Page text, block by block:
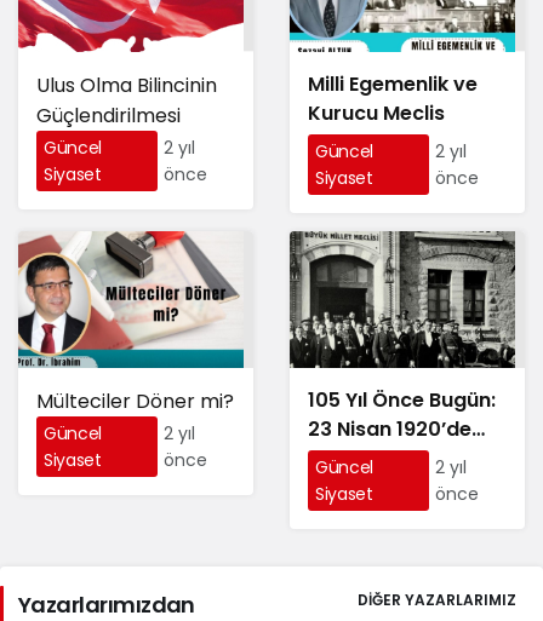
Ulus Olma Bilincinin
Güçlendirilmesi
Güncel
Siyaset
2 yıl
önce
Milli Egemenlik ve
Kurucu Meclis
Güncel
Siyaset
2 yıl
önce
Mülteciler Döner mi?
Güncel
Siyaset
2 yıl
önce
105 Yıl Önce Bugün:
23 Nisan 1920’de
Büyük Millet Meclisi
Güncel
Siyaset
2 yıl
önce
Yazarlarımızdan DIĞER YAZARLARIMIZ